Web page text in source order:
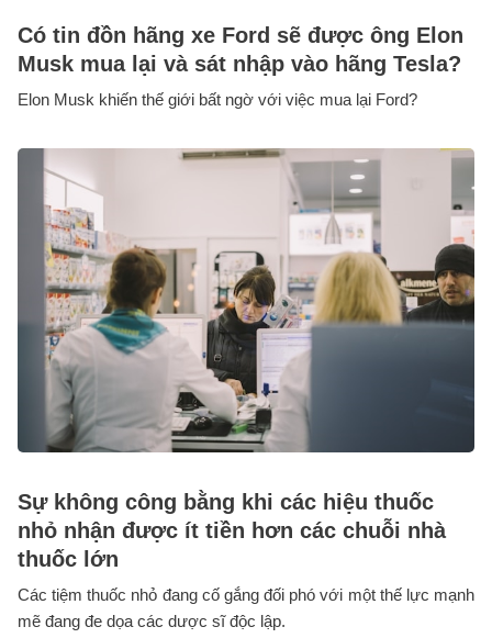
Có tin đồn hãng xe Ford sẽ được ông Elon
Musk mua lại và sát nhập vào hãng Tesla?
Elon Musk khiến thế giới bất ngờ với việc mua lại Ford?
Sự không công bằng khi các hiệu thuốc
nhỏ nhận được ít tiền hơn các chuỗi nhà
thuốc lớn
Các tiệm thuốc nhỏ đang cố gắng đối phó với một thế lực mạnh
mẽ đang đe dọa các dược sĩ độc lập.